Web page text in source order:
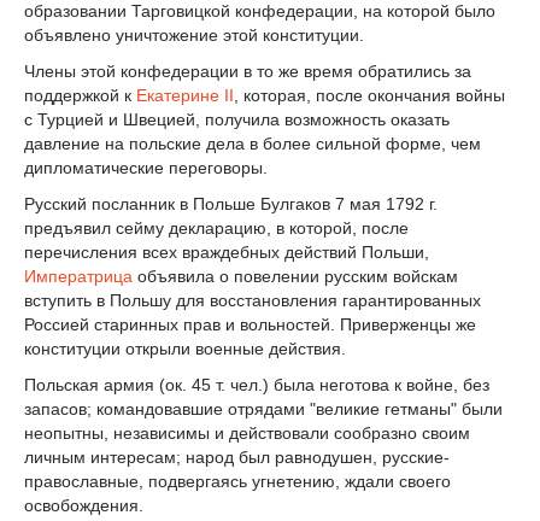
образовании Тарговицкой конфедерации, на которой было
объявлено уничтожение этой конституции.
Члены этой конфедерации в то же время обратились за
поддержкой к Екатерине II , которая, после окончания войны
с Турцией и Швецией, получила возможность оказать
давление на польские дела в более сильной форме, чем
дипломатические переговоры.
Русский посланник в Польше Булгаков 7 мая 1792 г.
предъявил сейму декларацию, в которой, после
перечисления всех враждебных действий Польши,
Императрица объявила о повелении русским войскам
вступить в Польшу для восстановления гарантированных
Россией старинных прав и вольностей. Приверженцы же
конституции открыли военные действия.
Польская армия (ок. 45 т. чел.) была неготова к войне, без
запасов; командовавшие отрядами "великие гетманы" были
неопытны, независимы и действовали сообразно своим
личным интересам; народ был равнодушен, русские-
православные, подвергаясь угнетению, ждали своего
освобождения.